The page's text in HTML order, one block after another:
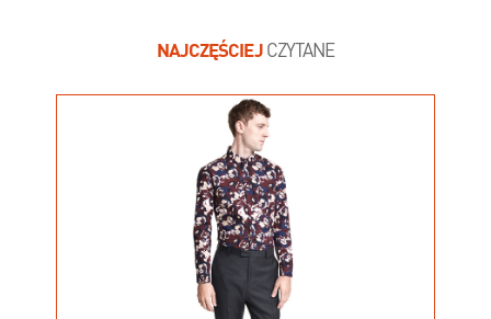
NAJCZĘŚCIEJCZYTANE